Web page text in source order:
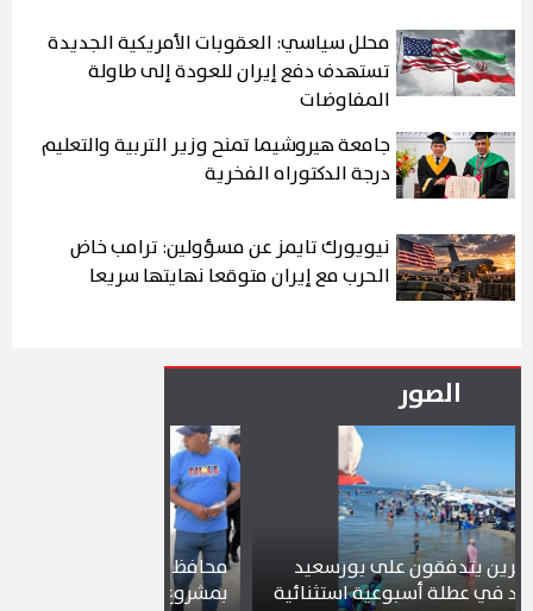
محلل سياسي: العقوبات الأمريكية الجديدة
تستهدف دفع إيران للعودة إلى طاولة
المفاوضات
جامعة هيروشيما تمنح وزير التربية والتعليم
درجة الدكتوراه الفخرية
نيويورك تايمز عن مسؤولين: ترامب خاض
الحرب مع إيران متوقعا نهايتها سريعا
الصور
بورسعيد
استثنائية
محافظ بورسعيد يتابع سير العمل
بمشروع سوق التصنيع الجديد